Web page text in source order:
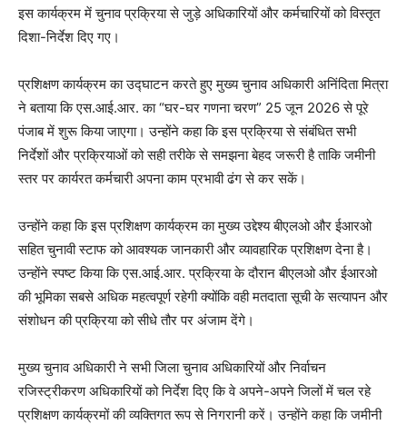
इस कार्यक्रम में चुनाव प्रक्रिया से जुड़े अधिकारियों और कर्मचारियों को विस्तृत
दिशा-निर्देश दिए गए।
प्रशिक्षण कार्यक्रम का उद्घाटन करते हुए मुख्य चुनाव अधिकारी अनिंदिता मित्रा
ने बताया कि एस.आई.आर. का “घर-घर गणना चरण” 25 जून 2026 से पूरे
पंजाब में शुरू किया जाएगा। उन्होंने कहा कि इस प्रक्रिया से संबंधित सभी
निर्देशों और प्रक्रियाओं को सही तरीके से समझना बेहद जरूरी है ताकि जमीनी
स्तर पर कार्यरत कर्मचारी अपना काम प्रभावी ढंग से कर सकें।
उन्होंने कहा कि इस प्रशिक्षण कार्यक्रम का मुख्य उद्देश्य बीएलओ और ईआरओ
सहित चुनावी स्टाफ को आवश्यक जानकारी और व्यावहारिक प्रशिक्षण देना है।
उन्होंने स्पष्ट किया कि एस.आई.आर. प्रक्रिया के दौरान बीएलओ और ईआरओ
की भूमिका सबसे अधिक महत्वपूर्ण रहेगी क्योंकि वही मतदाता सूची के सत्यापन और
संशोधन की प्रक्रिया को सीधे तौर पर अंजाम देंगे।
मुख्य चुनाव अधिकारी ने सभी जिला चुनाव अधिकारियों और निर्वाचन
रजिस्ट्रीकरण अधिकारियों को निर्देश दिए कि वे अपने-अपने जिलों में चल रहे
प्रशिक्षण कार्यक्रमों की व्यक्तिगत रूप से निगरानी करें। उन्होंने कहा कि जमीनी